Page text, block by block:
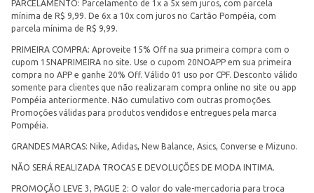
PARCELAMENTO: Parcelamento de 1x a 5x sem juros, com parcela
mínima de R$ 9,99. De 6x a 10x com juros no Cartão Pompéia, com
parcela mínima de R$ 9,99.
PRIMEIRA COMPRA: Aproveite 15% Off na sua primeira compra com o
cupom 15NAPRIMEIRA no site. Use o cupom 20NOAPP em sua primeira
compra no APP e ganhe 20% Off. Válido 01 uso por CPF. Desconto válido
somente para clientes que não realizaram compra online no site ou app
Pompéia anteriormente. Não cumulativo com outras promoções.
Promoções válidas para produtos vendidos e entregues pela marca
Pompéia.
GRANDES MARCAS: Nike, Adidas, New Balance, Asics, Converse e Mizuno.
NÃO SERÁ REALIZADA TROCAS E DEVOLUÇÕES DE MODA INTIMA.
PROMOÇÃO LEVE 3, PAGUE 2: O valor do vale-mercadoria para troca